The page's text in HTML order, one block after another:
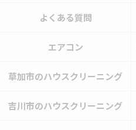
よくある質問
エアコン
草加市のハウスクリーニング
吉川市のハウスクリーニング